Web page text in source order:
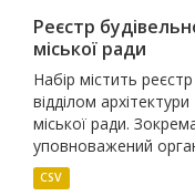
Реєстр
міської ради
Набір містить
відділом
міської ради.
уповноважений
CSV